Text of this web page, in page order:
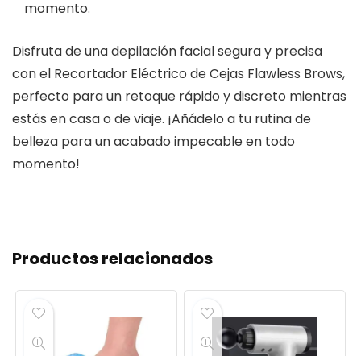
momento.
Disfruta de una depilación facial segura y precisa
con el Recortador Eléctrico de Cejas Flawless Brows,
perfecto para un retoque rápido y discreto mientras
estás en casa o de viaje. ¡Añádelo a tu rutina de
belleza para un acabado impecable en todo
momento!
Productos relacionados